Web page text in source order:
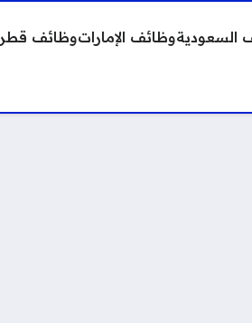
السعوديةوظائف الإماراتوظائف قطر